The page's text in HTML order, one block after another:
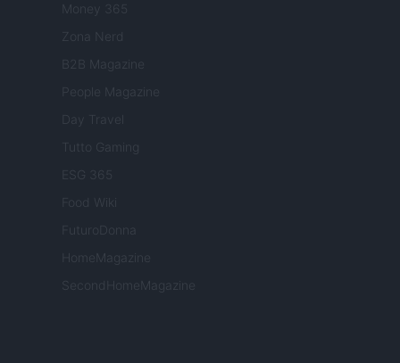
Money 365
Zona Nerd
B2B Magazine
People Magazine
Day Travel
Tutto Gaming
ESG 365
Food Wiki
FuturoDonna
HomeMagazine
SecondHomeMagazine